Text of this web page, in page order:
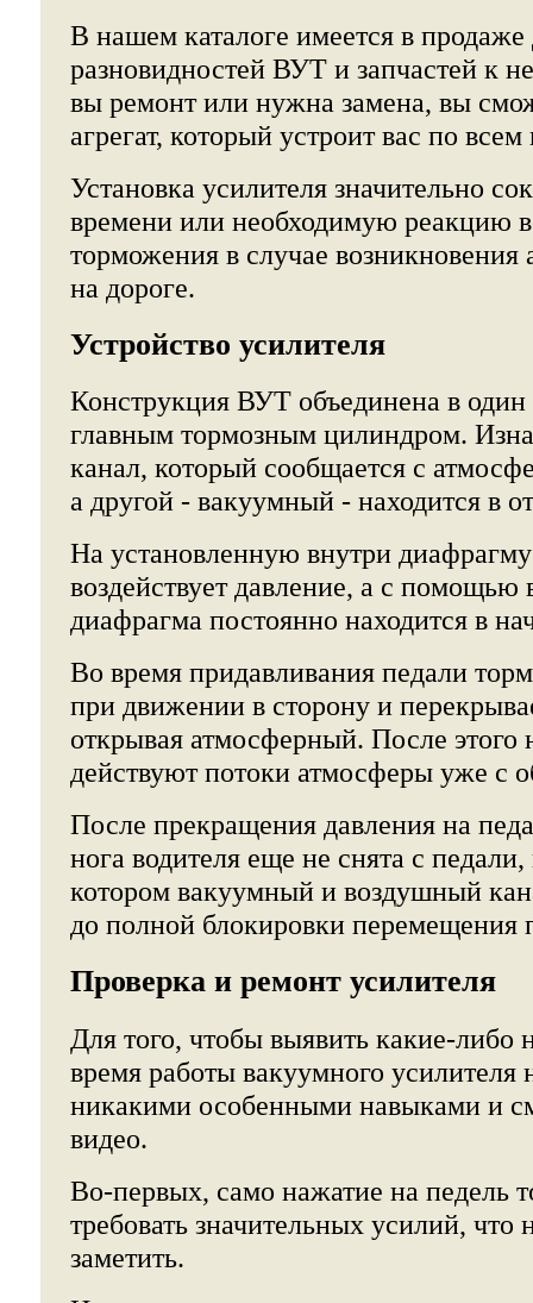
В нашем каталоге имеется в продаже
разновидностей ВУТ и запчастей к
вы ремонт или нужна замена, вы
агрегат, который устроит вас по
Установка усилителя значительно
времени или необходимую реакцию
торможения в случае возникновения
на дороге.
Устройство усилителя
Конструкция ВУТ объединена в
главным тормозным цилиндром.
канал, который сообщается с
а другой - вакуумный - находится в
На установленную внутри
воздействует давление, а с
диафрагма постоянно находится в
Во время придавливания педали
при движении в сторону и
открывая атмосферный. После этого
действуют потоки атмосферы уже с
После прекращения давления на
нога водителя еще не снята с
котором вакуумный и воздушный
до полной блокировки перемещения
Проверка и ремонт усилителя
Для того, чтобы выявить какие-либо
время работы вакуумного усилителя
никакими особенными навыками и
видео.
Во-первых, само нажатие на педель
требовать значительных усилий, что
заметить.